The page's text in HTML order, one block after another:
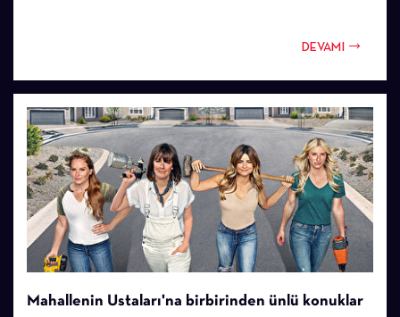
DEVAMI
Mahallenin Ustaları'na birbirinden ünlü konuklar